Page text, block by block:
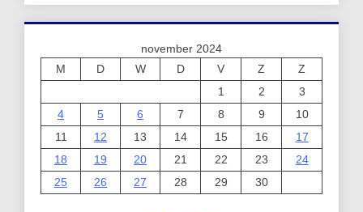
november 2024
M
D W D V Z
Z
1
2
3
4
5 6 7 8 9
10
11
12 13 14 15 16
17
18
19 20 21 22 23
24
25
26 27 28 29 30